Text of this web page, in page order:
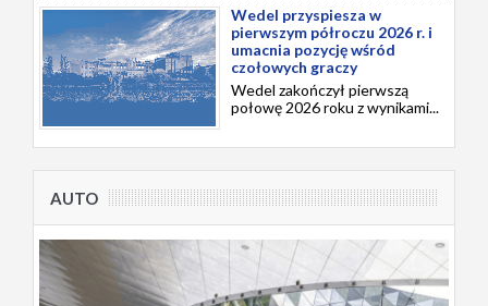
Wedel przyspiesza w
pierwszym półroczu 2026 r. i
umacnia pozycję wśród
czołowych graczy
Wedel zakończył pierwszą
połowę 2026 roku z wynikami...
AUTO